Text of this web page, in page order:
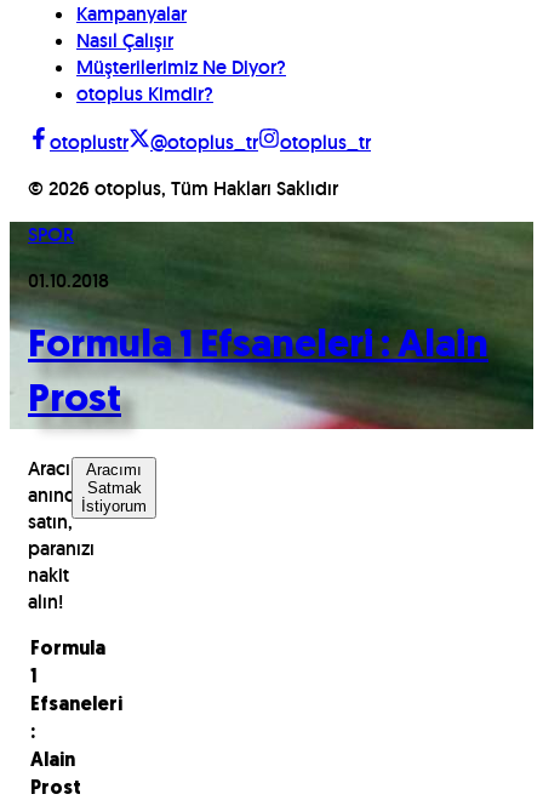
Kampanyalar
Nasıl Çalışır
Müşterilerimiz Ne Diyor?
otoplus Kimdir?
otoplustr
@otoplus_tr
otoplus_tr
© 2026 otoplus, Tüm Hakları Saklıdır
SPOR
01.10.2018
Formula 1 Efsaneleri : Alain
Prost
Aracınızı
anında
satın,
paranızı
nakit
alın!
Aracımı
Satmak
İstiyorum
Formula
1
Efsaneleri
:
Alain
Prost